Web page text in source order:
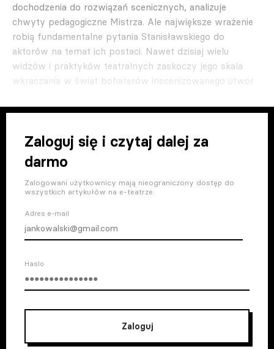
dochodzenia do rozwiązań scenicznych, analizuje
chwyty pedagogiczne Mistrza. Ale największe wrażenie
robią fundamentalne pytania Stanisławskiego do
aktorów na temat ich postaci. Nawet dzisiaj wielu
widzów i praktyków teatralnych zaskoczy jego skala
wkraczania w świat bohaterów inscenizowanego utwor
Zaloguj się i czytaj dalej za
darmo
Zalogowani użytkownicy mają nieograniczony dostęp do
wszystkich artykułów na e-teatrze.
Adres e-mail
Haslo
Zaloguj